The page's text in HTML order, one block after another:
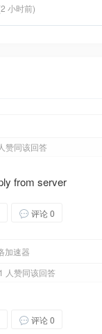
小时前)
赞同该回答
from server
评论 0
加速器
人赞同该回答
评论 0